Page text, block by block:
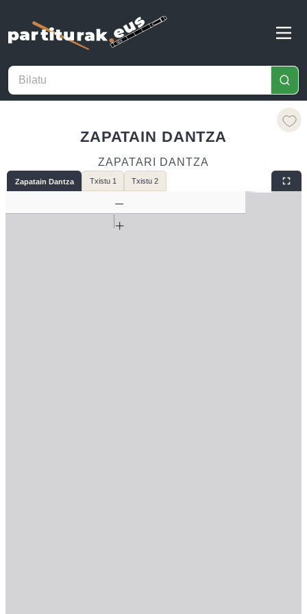
ZAPATAIN DANTZA
ZAPATARI DANTZA
Zapatain Dantza Txistu 1 Txistu 2